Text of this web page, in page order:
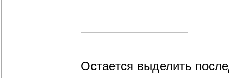
Остается выделить